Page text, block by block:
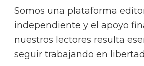
Somos una plataforma
independiente y el apoyo
nuestros lectores resulta
seguir trabajando en